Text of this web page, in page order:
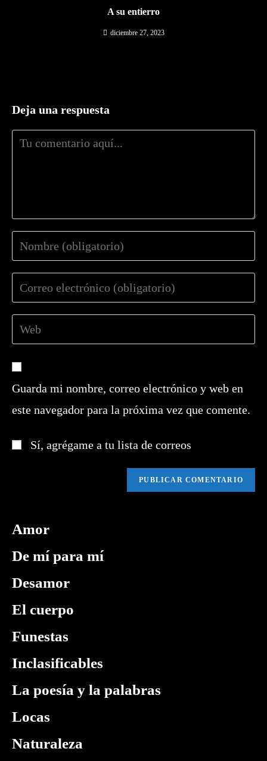
A su entierro
diciembre 27, 2023
Deja una respuesta
usuario
para
comentar
de
web
(opcional)
Guarda mi nombre, correo electrónico y web en
este navegador para la próxima vez que comente.
Sí, agrégame a tu lista de correos
Amor
De mí para mí
Desamor
El cuerpo
Funestas
Inclasificables
La poesía y la palabras
Locas
Naturaleza